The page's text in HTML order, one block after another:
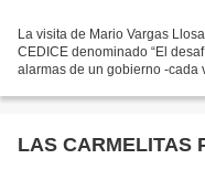
La visita de Mario Vargas
CEDICE denominado “El
alarmas de un gobierno -cada
LAS CARMELITAS